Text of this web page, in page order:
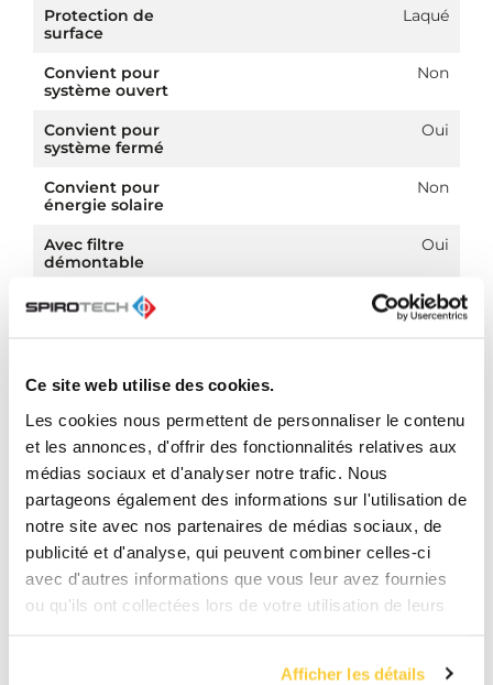
Ce site web utilise des cookies.
Les cookies nous permettent de personnaliser le contenu
et les annonces, d'offrir des fonctionnalités relatives aux
médias sociaux et d'analyser notre trafic. Nous
partageons également des informations sur l'utilisation de
notre site avec nos partenaires de médias sociaux, de
publicité et d'analyse, qui peuvent combiner celles-ci
avec d'autres informations que vous leur avez fournies
ou qu'ils ont collectées lors de votre utilisation de leurs
Afficher les détails
Protection de
surface
Laqué
Convient pour
système ouvert
Non
Convient pour
système fermé
Oui
Convient pour
énergie solaire
Non
Avec filtre
démontable
Oui
Volume du filtre
7.0 Ltr.
magnétique
Avec
automatique
Oui
Avec raccords
Oui
Nettoyage
possible
fonctionnement
Oui